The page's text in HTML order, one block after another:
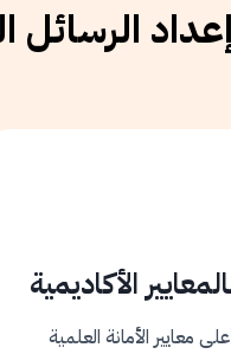
الرسائل
الأكاديمية
معايير الأمانة العلمية